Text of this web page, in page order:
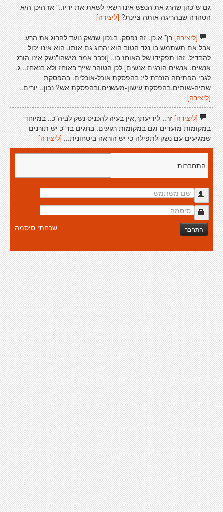
גם ש"כהן שהרג את הנפש אינו רשאי לשאת את ידיו.." אז היכן היא
הטהרה שבהריגה אותה ציינת? [ליצירה]
[ליצירה]רן* א.כן. זה נפסק. ב.נכון שנשק נועד להרוג את הרע
אבל אם תשתמש בו נגד הטוב הוא יהרוג גם אותו. הוא אינו יכול
להבדיל. זהו תפקידו של האוחז בו.. [וכבר אמר מישהו"נשק אינו הורג
אנשים. אנשים הורגים אנשים] לכן הטוהר שייך באוחז ולא בנאחז.. ג.
לגבי הפתיחה הזכרת לי: בהפסקת אוכל-אוכלים. בהפסקת
שתיה-שותים.בהפסקת עישון-מעשנים,ובהפסקת אש? נכון.. יורים..
[ליצירה]
[ליצירה]זר.. לידיעתך,אין בעיה להכניס נשק לביה"כ.. במיוחד
במקומות מועדים וגם במקומות רגועים. בחגים בד"כ יש תורנים
שמגיעים עם נשק לתפילה כי יש הוראה ביטחונית... [ליצירה]
התחברות
התחבר שכחתי סיסמה